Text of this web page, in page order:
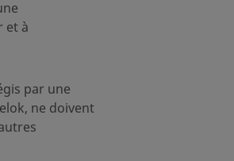
et à
par une
ne doivent